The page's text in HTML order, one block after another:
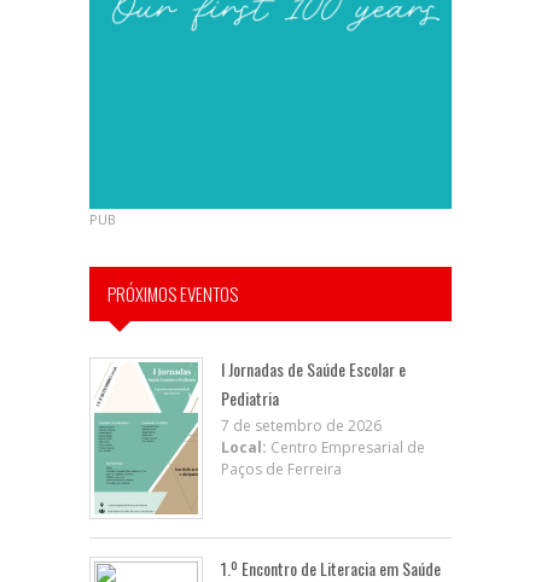
PUB
PRÓXIMOS EVENTOS
I Jornadas de Saúde Escolar e
Pediatria
7 de setembro de 2026
Local: Centro Empresarial de
Paços de Ferreira
1.º Encontro de Literacia em Saúde